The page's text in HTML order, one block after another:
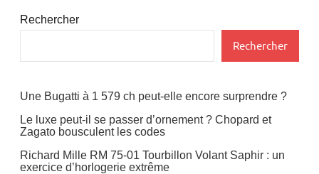
Rechercher
Rechercher
Une Bugatti à 1 579 ch peut-elle encore surprendre ?
Le luxe peut-il se passer d’ornement ? Chopard et
Zagato bousculent les codes
Richard Mille RM 75-01 Tourbillon Volant Saphir : un
exercice d’horlogerie extrême